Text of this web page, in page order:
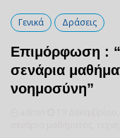
Γενικά Δράσεις
Επιμόρφωση :
σενάρια
νοημοσύνη”